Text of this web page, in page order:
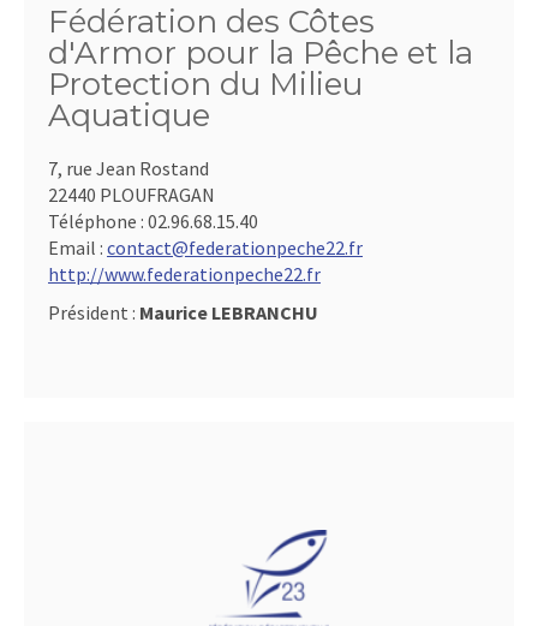
Fédération des Côtes
d'Armor pour la Pêche et la
Protection du Milieu
Aquatique
7, rue Jean Rostand
22440 PLOUFRAGAN
Téléphone : 02.96.68.15.40
Email : contact@federationpeche22.fr
http://www.federationpeche22.fr
Président : Maurice LEBRANCHU